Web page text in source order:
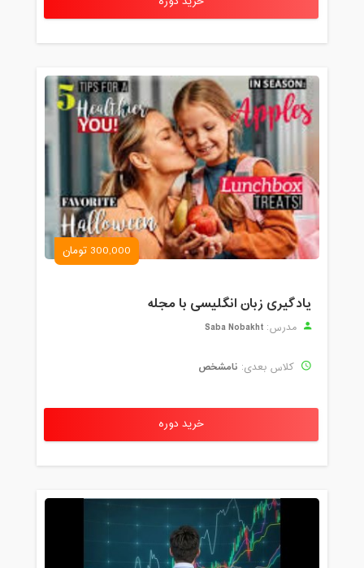
300,000 تومان
یادگیری زبان انگلیسی با مجله
مدرس: Saba Nobakht
کلاس بعدی: نامشخص
خرید دوره